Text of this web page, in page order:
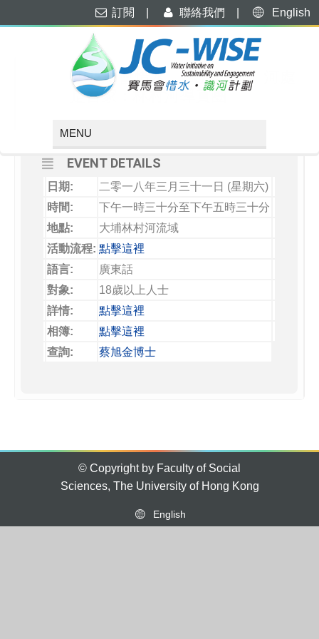
訂閱 聯絡我們 English
MARCH, 2018
「賽馬會惜水．識河計劃」河處
是吾家：林村河導賞團
EVENT DETAILS
日期:
二零一八年三月三十一日 (星期六)
時間:
下午一時三十分至下午五時三十分
地點:
大埔林村河流域
活動流程: 點擊這裡
語言:
廣東話
對象:
18歲以上人士
詳情:
點擊這裡
相簿:
點擊這裡
查詢:
蔡旭金博士
© Copyright by Faculty of Social
Sciences, The University of Hong Kong
English